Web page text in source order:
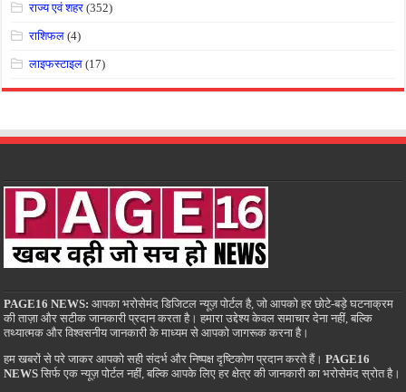
राज्य एवं शहर (352)
राशिफल (4)
लाइफस्टाइल (17)
PAGE16 NEWS: आपका भरोसेमंद डिजिटल न्यूज़ पोर्टल है, जो आपको हर छोटे-बड़े घटनाक्रम
की ताज़ा और सटीक जानकारी प्रदान करता है। हमारा उद्देश्य केवल समाचार देना नहीं, बल्कि
तथ्यात्मक और विश्वसनीय जानकारी के माध्यम से आपको जागरूक करना है।
हम खबरों से परे जाकर आपको सही संदर्भ और निष्पक्ष दृष्टिकोण प्रदान करते हैं।PAGE16
NEWS सिर्फ एक न्यूज़ पोर्टल नहीं, बल्कि आपके लिए हर क्षेत्र की जानकारी का भरोसेमंद स्रोत है।